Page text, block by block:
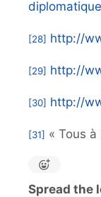
[28] http://
[29] http://
[30] http://
[31] « Tous
Spread the